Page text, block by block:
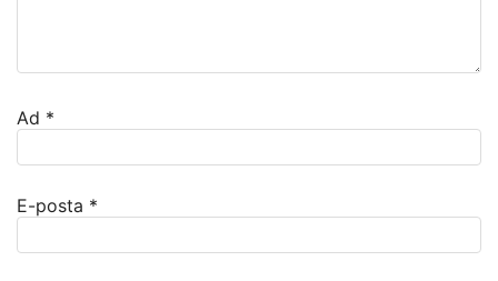
Ad *
E-posta *